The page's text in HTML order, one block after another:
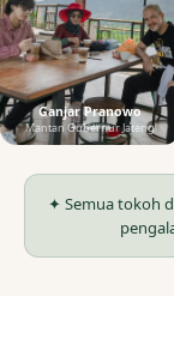
Ganjar Pranowo
Mantan Gubernur Jateng
✦ Semua tokoh